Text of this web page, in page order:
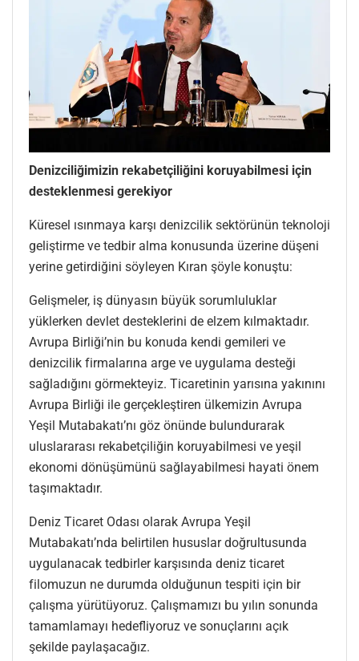
Denizciliğimizin rekabetçiliğini koruyabilmesi için
desteklenmesi gerekiyor
Küresel ısınmaya karşı denizcilik sektörünün teknoloji
geliştirme ve tedbir alma konusunda üzerine düşeni
yerine getirdiğini söyleyen Kıran şöyle konuştu:
Gelişmeler, iş dünyasın büyük sorumluluklar
yüklerken devlet desteklerini de elzem kılmaktadır.
Avrupa Birliği’nin bu konuda kendi gemileri ve
denizcilik firmalarına arge ve uygulama desteği
sağladığını görmekteyiz. Ticaretinin yarısına yakınını
Avrupa Birliği ile gerçekleştiren ülkemizin Avrupa
Yeşil Mutabakatı’nı göz önünde bulundurarak
uluslararası rekabetçiliğin koruyabilmesi ve yeşil
ekonomi dönüşümünü sağlayabilmesi hayati önem
taşımaktadır.
Deniz Ticaret Odası olarak Avrupa Yeşil
Mutabakatı’nda belirtilen hususlar doğrultusunda
uygulanacak tedbirler karşısında deniz ticaret
filomuzun ne durumda olduğunun tespiti için bir
çalışma yürütüyoruz. Çalışmamızı bu yılın sonunda
tamamlamayı hedefliyoruz ve sonuçlarını açık
şekilde paylaşacağız.